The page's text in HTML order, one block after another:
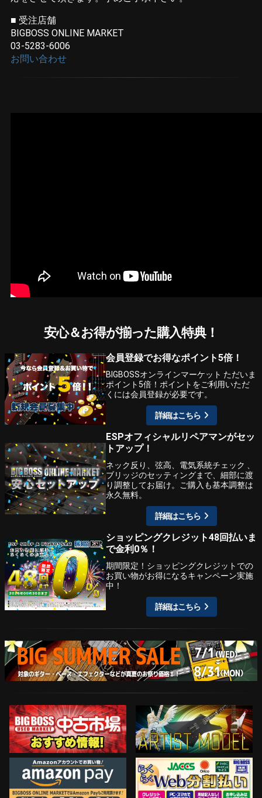
■ 受注店舗
BIGBOSS ONLINE MARKET
03-5283-6006
お問い合わせ
安心＆お得が揃った購入特典！
会員登録でお得なポイント5倍！
BIGBOSSオンラインマーケット ただいま
ポイント5倍！ポイントをご利用いただ
くには会員登録が必要です。
詳細はこちら
ESPオフィシャルリペアマンがセッ
トアップ！
ネック反り、弦高、電気系統チェック 、
ブリッジのセッティングまで、細部に渡
り調整してお届け。ご購入も基本調整は
永久無料。
詳細はこちら
ショッピングクレジット48回払いま
で金利0％！
期間限定！ショッピングクレジットでの
お買い物がお得になるキャンペーン実施
中！
詳細はこちら